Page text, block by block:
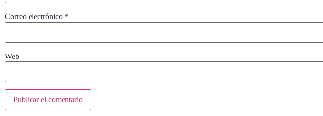
Correo electrónico *
Web